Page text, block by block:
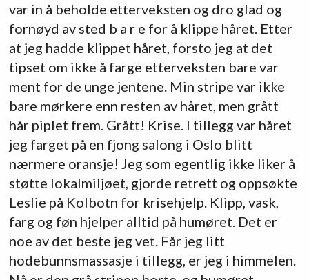
var in å beholde etterveksten og dro glad og
fornøyd av sted b a r e for å klippe håret. Etter
at jeg hadde klippet håret, forsto jeg at det
tipset om ikke å farge etterveksten bare var
ment for de unge jentene. Min stripe var ikke
bare mørkere enn resten av håret, men grått
hår piplet frem. Grått! Krise. I tillegg var håret
jeg farget på en fjong salong i Oslo blitt
nærmere oransje! Jeg som egentlig ikke liker å
støtte lokalmiljøet, gjorde retrett og oppsøkte
Leslie på Kolbotn for krisehjelp. Klipp, vask,
farg og føn hjelper alltid på humøret. Det er
noe av det beste jeg vet. Får jeg litt
hodebunnsmassasje i tillegg, er jeg i himmelen.